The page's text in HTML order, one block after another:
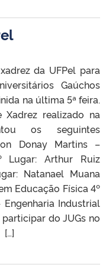
da UFPel para
Gaúchos
na última 5ª feira.
Xadrez realizado na
os seguintes
Donay Martins –
Lugar: Arthur Ruiz
Natanael Muana
Educação Física 4º
Industrial
do JUGs no
[…]